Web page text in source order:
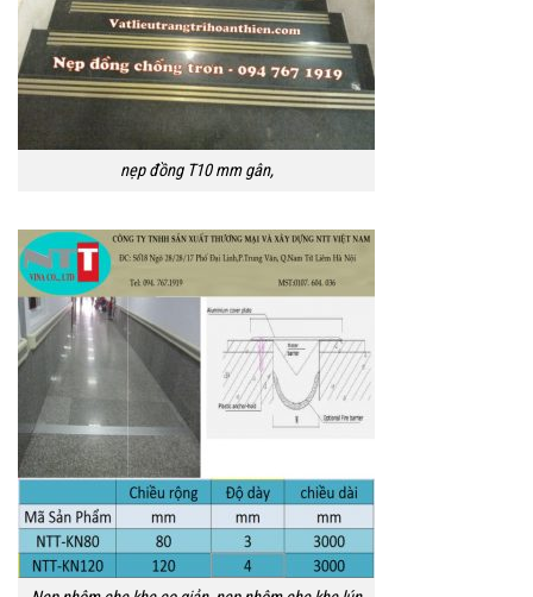
nẹp đồng T10 mm gân,